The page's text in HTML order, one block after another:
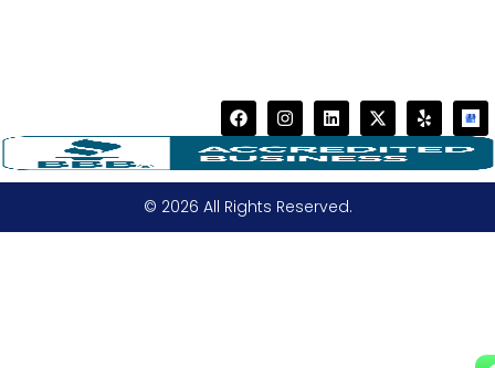
© 2026 All Rights Reserved.